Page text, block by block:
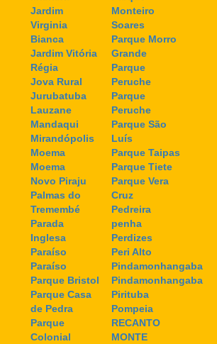
Jardim
Virginia
Bianca
Jardim Vitória
Régia
Jova Rural
Jurubatuba
Lauzane
Mandaqui
Mirandópolis
Moema
Moema
Novo Piraju
Palmas do
Tremembé
Parada
Inglesa
Paraíso
Paraíso
Parque Bristol
Parque Casa
de Pedra
Parque
Colonial
Monteiro
Soares
Parque Morro
Grande
Parque
Peruche
Parque
Peruche
Parque São
Luís
Parque Taipas
Parque Tiete
Parque Vera
Cruz
Pedreira
penha
Perdizes
Peri Alto
Pindamonhangaba
Pindamonhangaba
Pirituba
Pompeia
RECANTO
MONTE